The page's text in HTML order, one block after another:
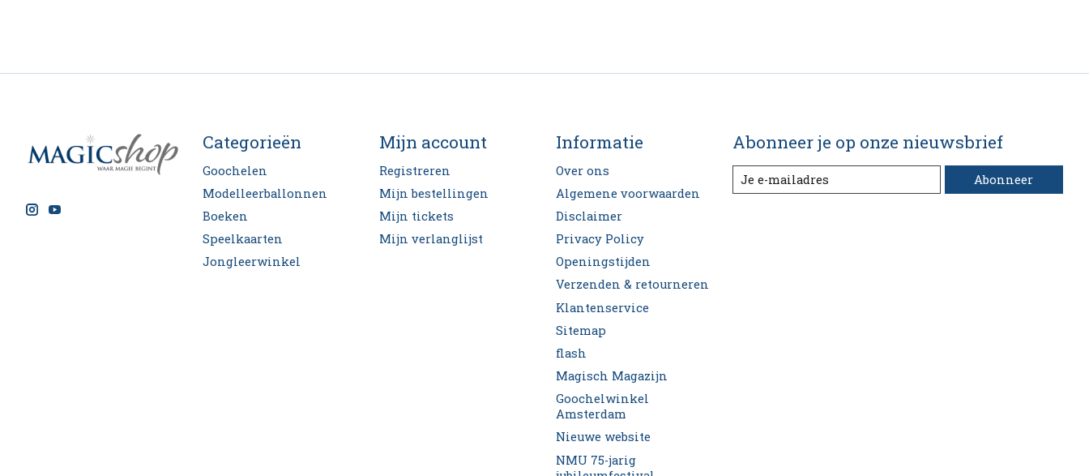
Categorieën
Goochelen
Modelleerballonnen
Boeken
Speelkaarten
Jongleerwinkel
Mijn account
Registreren
Mijn bestellingen
Mijn tickets
Mijn verlanglijst
Informatie
Over ons
Algemene voorwaarden
Disclaimer
Privacy Policy
Openingstijden
Verzenden & retourneren
Klantenservice
Sitemap
flash
Magisch Magazijn
Goochelwinkel
Amsterdam
Nieuwe website
NMU 75-jarig
Abonneer je op onze nieuwsbrief
Abonneer